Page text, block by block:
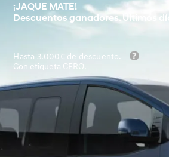
¡JAQUE MATE!
Descuentos ganadores. Últimos
Hasta 3.000€ de descuento.
Con etiqueta CERO.